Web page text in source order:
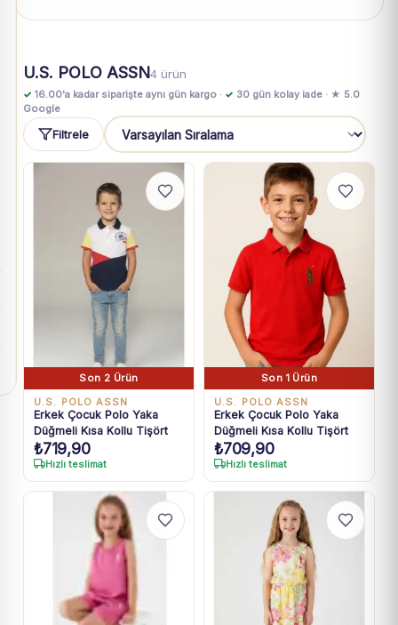
U.S. POLO ASSN4 ürün
✓ 16.00'a kadar siparişte aynı gün kargo · ✓ 30 gün kolay iade · ★ 5.0
Google
Filtrele
Sıralama
Son 2 Ürün
U.S. POLO ASSN
Erkek Çocuk Polo Yaka
Düğmeli Kısa Kollu Tişört
₺719,90
Hızlı teslimat
Son 1 Ürün
U.S. POLO ASSN
Erkek Çocuk Polo Yaka
Düğmeli Kısa Kollu Tişört
₺709,90
Hızlı teslimat